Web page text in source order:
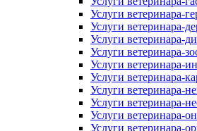
Услуги ветеринара-
Услуги ветеринара-
Услуги ветеринара-
Услуги ветеринара-
Услуги ветеринара-
Услуги ветеринара-
Услуги ветеринара-
Услуги ветеринара-
Услуги ветеринара-
Услуги ветеринара-